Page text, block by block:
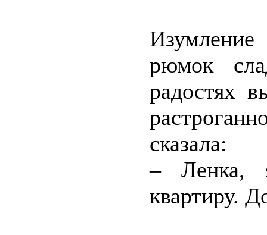
рюмок
радостях
сказала:
– Ленка,
квартиру.